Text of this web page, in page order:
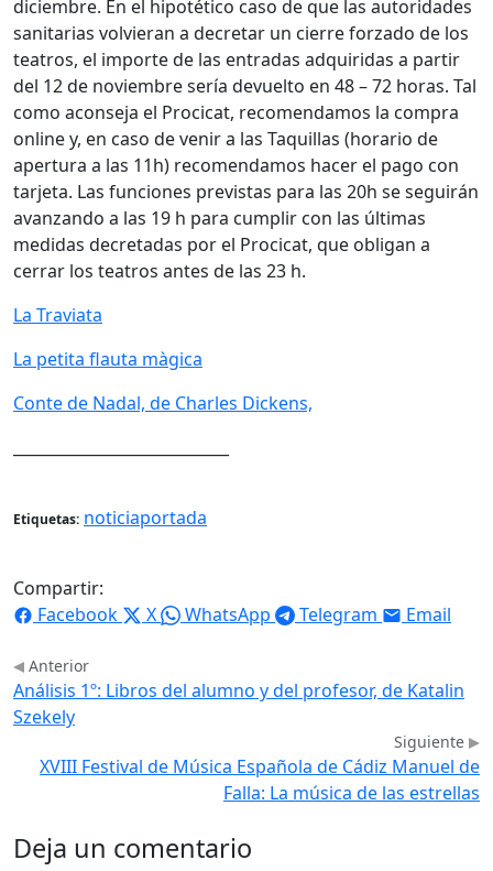
diciembre. En el hipotético caso de que las autoridades
sanitarias volvieran a decretar un cierre forzado de los
teatros, el importe de las entradas adquiridas a partir
del 12 de noviembre sería devuelto en 48 – 72 horas. Tal
como aconseja el Procicat, recomendamos la compra
online y, en caso de venir a las Taquillas (horario de
apertura a las 11h) recomendamos hacer el pago con
tarjeta. Las funciones previstas para las 20h se seguirán
avanzando a las 19 h para cumplir con las últimas
medidas decretadas por el Procicat, que obligan a
cerrar los teatros antes de las 23 h.
La Traviata
La petita flauta màgica
Conte de Nadal, de Charles Dickens,
Etiquetas: noticiaportada
Compartir:
Facebook
X WhatsApp Telegram Email
Anterior
Análisis 1º: Libros del alumno y del profesor, de Katalin
Szekely
Siguiente
XVIII Festival de Música Española de Cádiz Manuel de
Falla: La música de las estrellas
Deja un comentario